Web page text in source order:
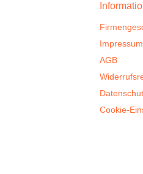
Impressum
AGB
Cookie-